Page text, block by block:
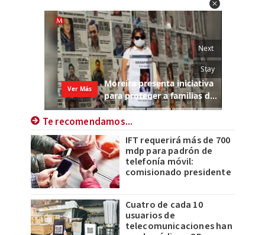
Te recomendamos...
IFT requerirá más de 700
mdp para padrón de
telefonía móvil:
comisionado presidente
Cuatro de cada 10
usuarios de
telecomunicaciones han